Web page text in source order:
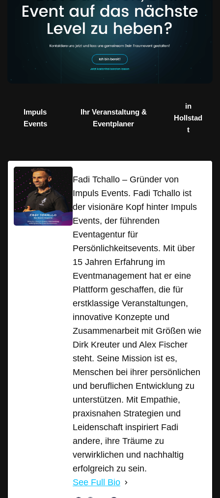
Impuls
Events
Ihr Veranstaltung &
Eventplaner
in
Hollstad
t
Fadi Tchallo – Gründer von
Impuls Events. Fadi Tchallo ist
der visionäre Kopf hinter Impuls
Events, der führenden
Eventagentur für
Persönlichkeitsevents. Mit über
15 Jahren Erfahrung im
Eventmanagement hat er eine
Plattform geschaffen, die für
erstklassige Veranstaltungen,
innovative Konzepte und
Zusammenarbeit mit Größen wie
Dirk Kreuter und Alex Fischer
steht. Seine Mission ist es,
Menschen bei ihrer persönlichen
und beruflichen Entwicklung zu
unterstützen. Mit Empathie,
praxisnahen Strategien und
Leidenschaft inspiriert Fadi
andere, ihre Träume zu
verwirklichen und nachhaltig
erfolgreich zu sein.
See Full Bio